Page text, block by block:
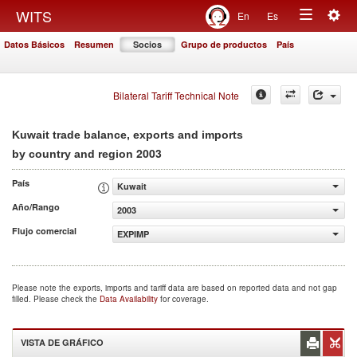
WITS En Es
Toggle
Datos Básicos Resumen Socios Grupo de productos País
Bilateral Tariff Technical Note
Kuwait trade balance, exports and imports
by country and region 2003
País
Kuwait
Año/Rango
2003
Flujo comercial
EXPIMP
Please note the exports, imports and tariff data are based on reported data and not gap
filled. Please check the Data Availability for coverage.
VISTA DE GRÁFICO